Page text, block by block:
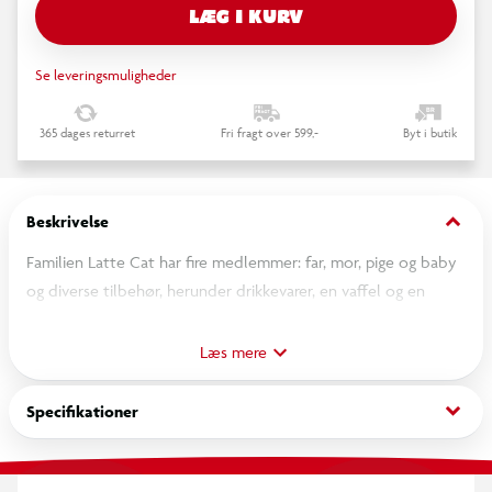
LÆG I KURV
Se leveringsmuligheder
365 dages returret Fri fragt over 599,- Byt i butik
Beskrivelse keyboard_arrow_down
Familien Latte Cat har fire medlemmer: far, mor, pige og baby
og diverse tilbehør, herunder drikkevarer, en vaffel og en
i hænderne. Figurer arme, ben og hoved er bevægelige, tøj kan
tages af og på igen. Latte Cat Family har bløde farver og
afrundede mønstre. Velegnet til alderen 3+.
Læs mere
Specifikationer keyboard_arrow_down